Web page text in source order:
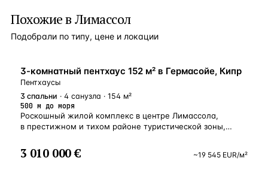
Похожие в Лимассол
Подобрали по типу, цене и локации
У МОРЯ
3-комнатный пентхаус 152 м² в Гермасойе, Кипр
Пентхаусы
3 спальни · 4 санузла · 154 м²
500 м до моря
Роскошный жилой комплекс в центре Лимассола,
в престижном и тихом районе туристической зоны,
также расположены красивые и просторные парковые
зоны для прогулок. ОСНОВНЫЕ ПРЕИМУЩЕСТВА: —
3 010 000 € ~19 545 EUR/м²